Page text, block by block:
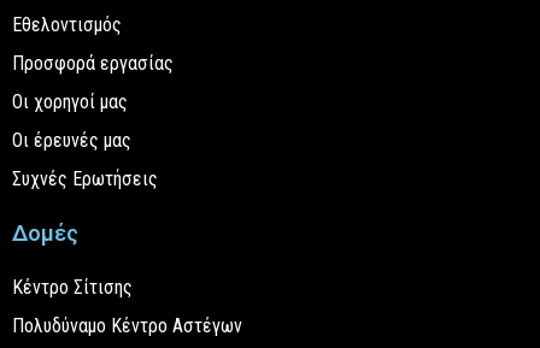
Εθελοντισμός
Προσφορά εργασίας
Οι χορηγοί μας
Οι έρευνές μας
Συχνές Ερωτήσεις
Δομές
Κέντρο Σίτισης
Πολυδύναμο Κέντρο Αστέγων